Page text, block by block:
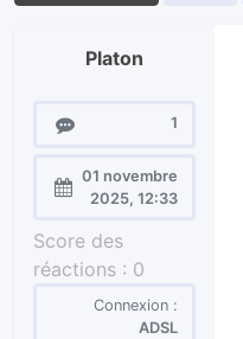
Platon
Messages 1
Enregistré
01 novembre
2025, 12:33
Score des
réactions : 0
Connexion :
ADSL